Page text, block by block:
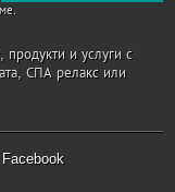
продукти и услуги с
СПА релакс или
Facebook